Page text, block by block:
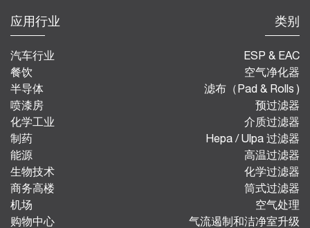
应用行业
汽车行业
餐饮
半导体
喷漆房
化学工业
制药
能源
生物技术
商务高楼
机场
购物中心
类别
ESP & EAC
空气净化器
滤布（Pad & Rolls )
预过滤器
介质过滤器
Hepa / Ulpa 过滤器
高温过滤器
化学过滤器
筒式过滤器
空气处理
气流遏制和洁净室升级